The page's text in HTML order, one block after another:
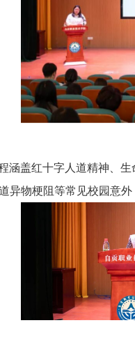
涵盖红十字人道精神、生
异物梗阻等常见校园意